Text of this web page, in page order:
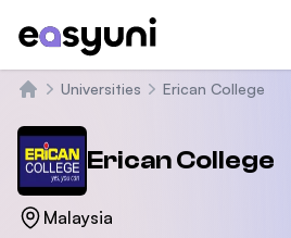
Universities Erican College
Erican College
Malaysia